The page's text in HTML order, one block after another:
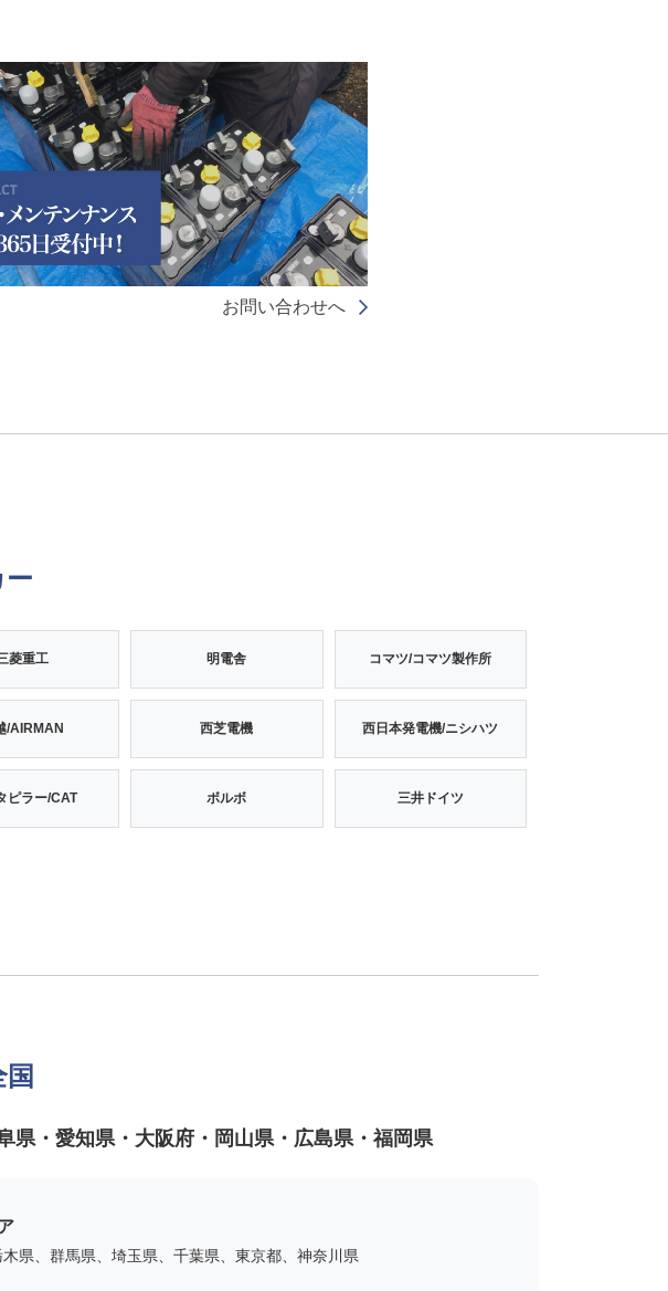
お問い合わせへ
ー
菱重工 明電舎 コマツ/コマツ製作所
/AIRMAN 西芝電機 西日本発電機/ニシハツ
ピラー/CAT ボルボ 三井ドイツ
県・愛知県・大阪府・岡山県・広島県・福岡県
県、群馬県、埼玉県、千葉県、東京都、神奈川県